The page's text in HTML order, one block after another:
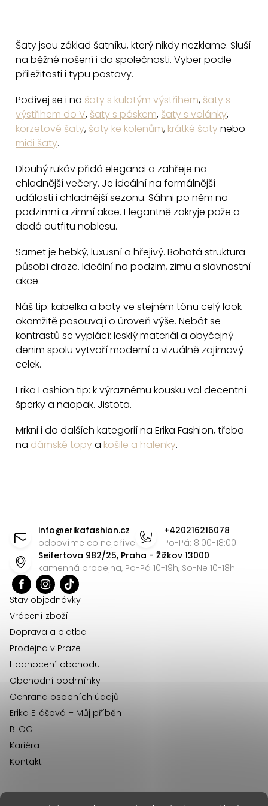
l
á
a
c
í
v
k
y
p
i
u
Šaty jsou základ šatníku, který nikdy nezklame. Sluší
na běžné nošení i do společnosti. Vyber podle
příležitosti i typu postavy.
Podívej se i na šaty s kulatým výstřihem, šaty s
výstřihem do V, šaty s páskem, šaty s volánky,
korzetové šaty, šaty ke kolenům, krátké šatynebo
midi šaty.
Dlouhý rukáv přidá eleganci a zahřeje na
chladnější večery. Je ideální na formálnější
události i chladnější sezonu. Sáhni po něm na
podzimní a zimní akce. Elegantně zakryje paže a
dodá outfitu noblesu.
Samet je hebký, luxusní a hřejivý. Bohatá struktura
působí draze. Ideální na podzim, zimu a slavnostní
akce.
Náš tip: kabelka a boty ve stejném tónu celý look
okamžitě posouvají o úroveň výše. Nebát se
kontrastů se vyplácí: lesklý materiál a obyčejný
denim spolu vytvoří moderní a vizuálně zajímavý
celek.
Erika Fashion tip: k výraznému kousku vol decentní
šperky a naopak. Jistota.
Mrkni i do dalších kategorií na Erika Fashion, třeba
na dámské topya košile a halenky.
info@erikafashion.cz
odpovíme co nejdříve
+420216216078
Po-Pá: 8:00-18:00
Seifertova 982/25, Praha - Žižkov 13000
kamenná prodejna, Po-Pá 10-19h, So-Ne 10-18h
Stav objednávky
Vrácení zboží
Doprava a platba
Prodejna v Praze
Hodnocení obchodu
Obchodní podmínky
Ochrana osobních údajů
Erika Eliášová – Můj příběh
BLOG
Kariéra
Kontakt